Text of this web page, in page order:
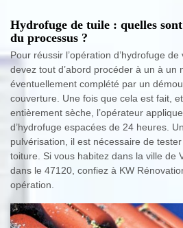
Hydrofuge de tuile : quelles
du processus ?
Pour réussir l’opération d’hydrofuge
devez tout d’abord procéder à un à un
éventuellement complété par un
couverture. Une fois que cela est fait,
entièrement sèche, l’opérateur
d’hydrofuge espacées de 24 heures.
pulvérisation, il est nécessaire de
toiture. Si vous habitez dans la ville de
dans le 47120, confiez à KW
opération.